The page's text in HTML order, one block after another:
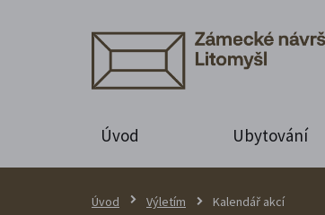
Úvod Ubytování
Úvod Výletím Kalendář akcí